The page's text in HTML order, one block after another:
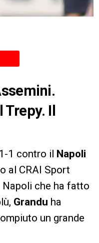
Trepy. Il
1 contro il Napoli
al CRAI Sport
che ha fatto
Grandu ha
un grande